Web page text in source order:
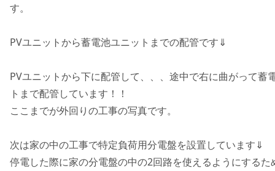
す。
PVユニットから蓄電池ユニットまでの配管です⇓
PVユニットから下に配管して、、、途中で右に曲がって蓄
トまで配管しています！！
ここまでが外回りの工事の写真です。
次は家の中の工事で特定負荷用分電盤を設置しています⇓
停電した際に家の分電盤の中の2回路を使えるようにするた